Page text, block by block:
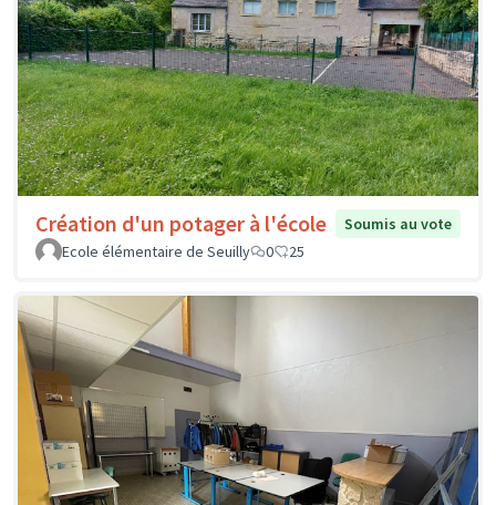
Création d'un potager à l'école
Soumis au vote
Ecole élémentaire de Seuilly
0 25